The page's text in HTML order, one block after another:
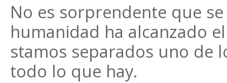
No es sorprendente que
humanidad ha alcanzado
stamos separados uno de
todo lo que hay.